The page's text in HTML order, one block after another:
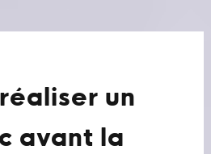
un
avant la